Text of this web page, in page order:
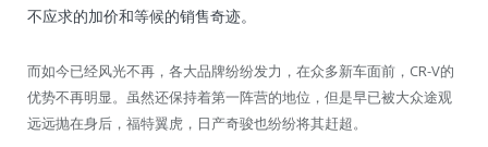
不应求的加价和等候的销售奇迹。
而如今已经风光不再，各大品牌纷纷发力，在众多新车面前，CR-V的
优势不再明显。虽然还保持着第一阵营的地位，但是早已被大众途观
远远抛在身后，福特翼虎，日产奇骏也纷纷将其赶超。